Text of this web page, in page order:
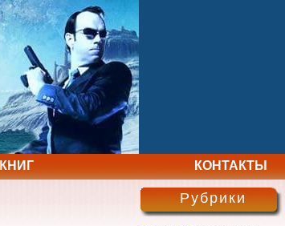
КОНТАКТЫ
Рубрики